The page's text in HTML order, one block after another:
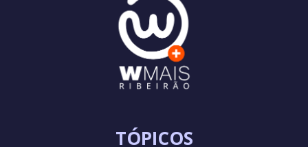
TÓPICOS